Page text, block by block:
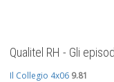
Qualitel RH - Gli
Il Collegio 4x06 9.81